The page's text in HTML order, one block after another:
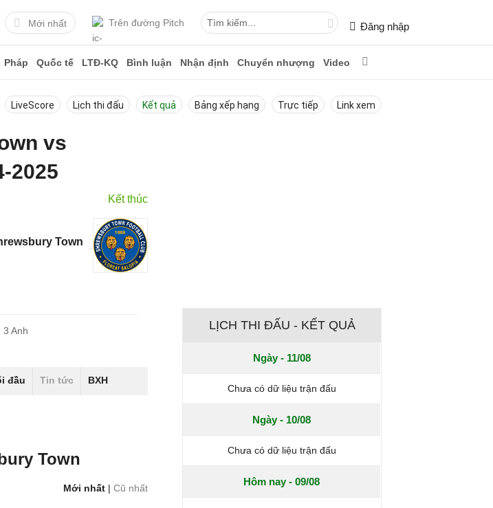
Mới nhất Trên đường Pitch Đăng nhập
Pháp Quốc tế LTĐ-KQ Bình luận Nhận định Chuyển nhượng Video
LiveScore Lịch thi đấu Kết quả Bảng xếp hạng Trực tiếp Link xem
vs
2025
Kết thúc
Town
3 Anh
đầu Tin tức BXH
Town
Mới nhất |Cũ nhất
LỊCH THI ĐẤU - KẾT QUẢ
Ngày - 11/08
Chưa có dữ liệu trận đấu
Ngày - 10/08
Chưa có dữ liệu trận đấu
Hôm nay - 09/08